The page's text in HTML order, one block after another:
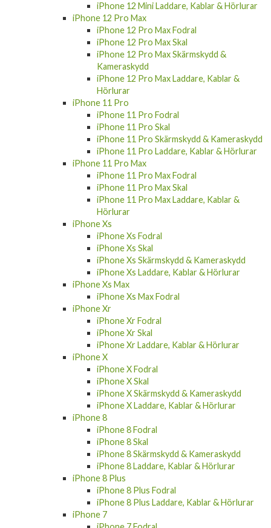
iPhone 12 Mini Laddare, Kablar & Hörlurar
iPhone 12 Pro Max
iPhone 12 Pro Max Fodral
iPhone 12 Pro Max Skal
iPhone 12 Pro Max Skärmskydd &
Kameraskydd
iPhone 12 Pro Max Laddare, Kablar &
Hörlurar
iPhone 11 Pro
iPhone 11 Pro Fodral
iPhone 11 Pro Skal
iPhone 11 Pro Skärmskydd & Kameraskydd
iPhone 11 Pro Laddare, Kablar & Hörlurar
iPhone 11 Pro Max
iPhone 11 Pro Max Fodral
iPhone 11 Pro Max Skal
iPhone 11 Pro Max Laddare, Kablar &
Hörlurar
iPhone Xs
iPhone Xs Fodral
iPhone Xs Skal
iPhone Xs Skärmskydd & Kameraskydd
iPhone Xs Laddare, Kablar & Hörlurar
iPhone Xs Max
iPhone Xs Max Fodral
iPhone Xr
iPhone Xr Fodral
iPhone Xr Skal
iPhone Xr Laddare, Kablar & Hörlurar
iPhone X
iPhone X Fodral
iPhone X Skal
iPhone X Skärmskydd & Kameraskydd
iPhone X Laddare, Kablar & Hörlurar
iPhone 8
iPhone 8 Fodral
iPhone 8 Skal
iPhone 8 Skärmskydd & Kameraskydd
iPhone 8 Laddare, Kablar & Hörlurar
iPhone 8 Plus
iPhone 8 Plus Fodral
iPhone 8 Plus Laddare, Kablar & Hörlurar
iPhone 7